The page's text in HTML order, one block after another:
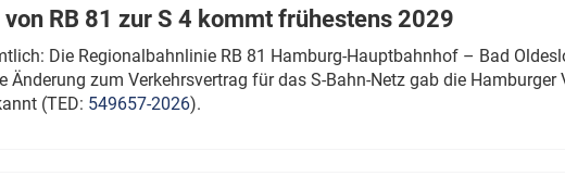
von RB 81 zur S 4 kommt frühestens 2029
Die Regionalbahnlinie RB 81 Hamburg-Hauptbahnhof – Bad
Änderung zum Verkehrsvertrag für das S-Bahn-Netz gab die
(TED: 549657-2026).